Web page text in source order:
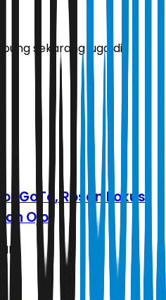
sekarang juga di
GoTo, Rosan Fokus
Ojol